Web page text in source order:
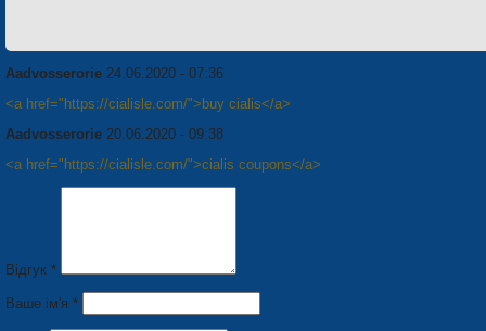
Aadvosserorie 24.06.2020 - 07:36
<a href="https://cialisle.com/">buy cialis</a>
Aadvosserorie 20.06.2020 - 09:38
<a href="https://cialisle.com/">cialis coupons</a>
Відгук *
Ваше ім'я *